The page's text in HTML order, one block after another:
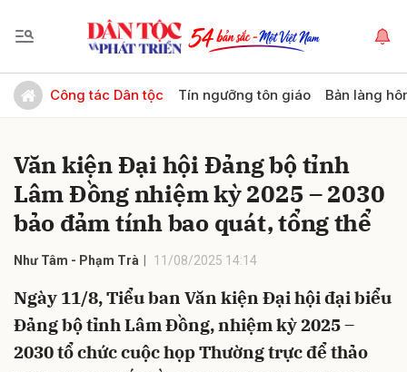
Công tác Dân tộc Tín ngưỡng tôn giáo Bản làng
Văn kiện Đại hội Đảng bộ tỉnh
Lâm Đồng nhiệm kỳ 2025 – 2030
bảo đảm tính bao quát, tổng thể
Như Tâm - Phạm Trà 11/08/2025 14:14
Ngày 11/8, Tiểu ban Văn kiện Đại hội đại biểu
Đảng bộ tỉnh Lâm Đồng, nhiệm kỳ 2025 –
2030 tổ chức cuộc họp Thường trực để thảo
Gửi bình luận